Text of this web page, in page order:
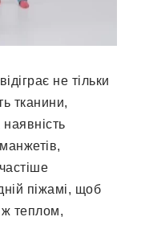
не тільки
тканини,
піжамі, щоб
теплом,